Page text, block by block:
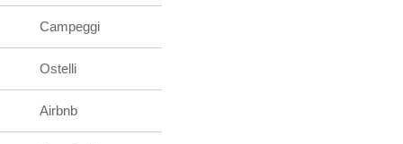
Campeggi
Ostelli
Airbnb